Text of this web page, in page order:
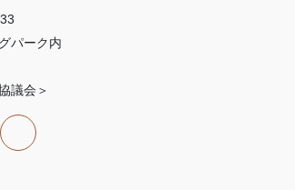
パーク内
議会＞